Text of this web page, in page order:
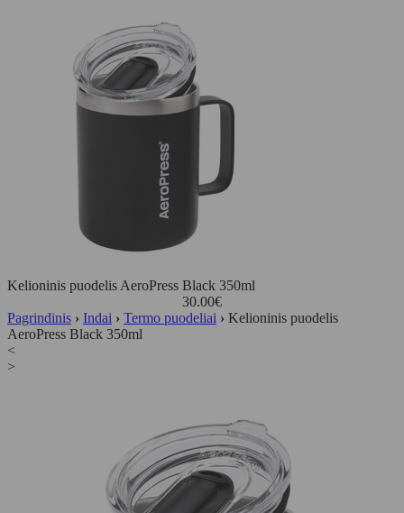
Kelioninis puodelis AeroPress Black 350ml
30.00€
Pagrindinis › Indai › Termo puodeliai › Kelioninis puodelis
AeroPress Black 350ml
<
>